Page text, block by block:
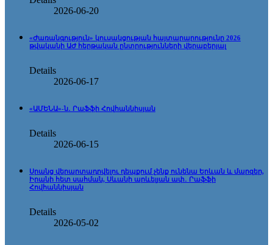
2026-06-20
«Ժառանգություն» կուսակցության հայտարարությունը 2026
թվականի ԱԺ հերթական ընտրությունների վերաբերյալ
Details
2026-06-17
«ԱՄԵՆԱ»-ն․ Րաֆֆի Հովհաննիսյան
Details
2026-06-15
Սրանց վերարտադրվելու դեպքում չենք ունենա Երևան և մարզեր,
Իրանի հետ սահման, Սևանի արևելյան ափ․ Րաֆֆի
Հովհաննիսյան
Details
2026-05-02